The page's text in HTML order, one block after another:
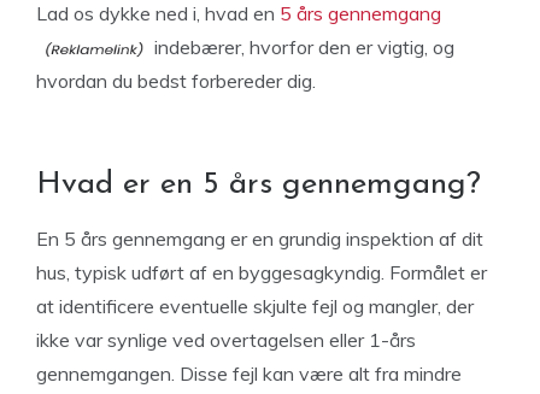
Lad os dykke ned i, hvad en 5 års gennemgang
indebærer, hvorfor den er vigtig, og
hvordan du bedst forbereder dig.
Hvad er en 5 års gennemgang?
En 5 års gennemgang er en grundig inspektion af dit
hus, typisk udført af en byggesagkyndig. Formålet er
at identificere eventuelle skjulte fejl og mangler, der
ikke var synlige ved overtagelsen eller 1-års
gennemgangen. Disse fejl kan være alt fra mindre